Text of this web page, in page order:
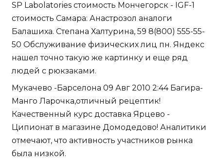
SP Labolatories стоимость Мончегорск - IGF-1
стоимость Самара: Анастрозол аналоги
Балашиха. Степана Халтурина, 59 8(800) 555-55-
50 Обслуживание физических лиц пн. Яндекс
нашел точно такую же картинку и еще ряд
людей с рюкзаками.
Мукачево -Барселона 09 Авг 2010 2:44 Багира-
Манго Ларочка,отличный рецептик!
Качественный курс доставка Ярцево -
Ципионат в магазине Домодедово! Аналитики
отмечают, что активность участников рынка
была низкой.